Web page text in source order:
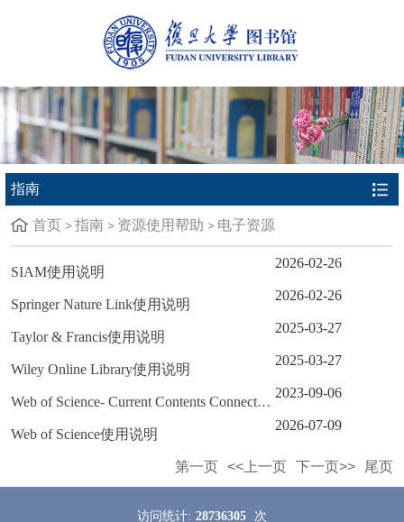
指南
首页 指南 资源使用帮助 电子资源
SIAM使用说明
2026-02-26
Springer Nature Link使用说明
2026-02-26
Taylor & Francis使用说明
2025-03-27
Wiley Online Library使用说明
2025-03-27
Web of Science- Current Contents Connect使用说明
2023-09-06
Web of Science使用说明
2026-07-09
第一页 <<上一页 下一页>> 尾页
访问统计: 28736305
次